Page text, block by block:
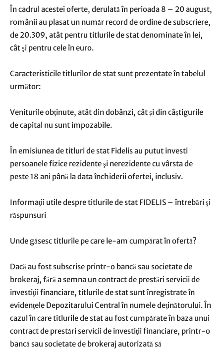
În cadrul acestei oferte, derulată în perioada 8 – 20 august,
românii au plasat un număr record de ordine de subscriere,
de 20.309, atât pentru titlurile de stat denominate în lei,
cât şi pentru cele în euro.
Caracteristicile titlurilor de stat sunt prezentate în tabelul
următor:
Veniturile obţinute, atât din dobânzi, cât şi din câştigurile
de capital nu sunt impozabile.
În emisiunea de titluri de stat Fidelis au putut investi
persoanele fizice rezidente şi nerezidente cu vârsta de
peste 18 ani până la data închiderii ofertei, inclusiv.
Informaţii utile despre titlurile de stat FIDELIS – întrebări şi
răspunsuri
Unde găsesc titlurile pe care le-am cumpărat în ofertă?
Dacă au fost subscrise printr-o bancă sau societate de
brokeraj, fără a semna un contract de prestări servicii de
investiţii financiare, titlurile de stat sunt înregistrate în
evidenţele Depozitarului Central în numele deţinătorului. În
cazul în care titlurile de stat au fost cumpărate în baza unui
contract de prestări servicii de investiţii financiare, printr-o
bancă sau societate de brokeraj autorizată să